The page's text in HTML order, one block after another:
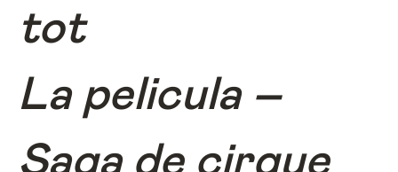
tot
La pelicula –
Saga de cirque